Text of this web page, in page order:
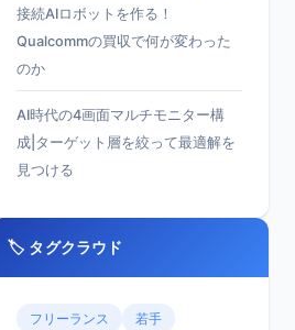
接続AIロボットを作る！
Qualcommの買収で何が変わった
のか
AI時代の4画面マルチモニター構
成|ターゲット層を絞って最適解を
見つける
🏷️ タグクラウド
フリーランス
若手